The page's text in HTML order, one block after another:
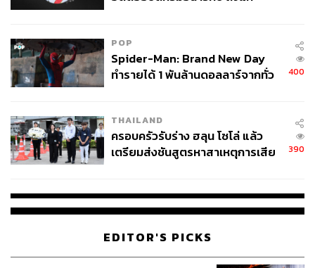
POP
Spider-Man: Brand New Day
ทำรายได้ 1 พันล้านดอลลาร์จากทั่ว
400
THAILAND
ครอบครัวรับร่าง ฮลุน โซโล่ แล้ว
เตรียมส่งชันสูตรหาสาเหตุการเสีย
390
EDITOR'S PICKS